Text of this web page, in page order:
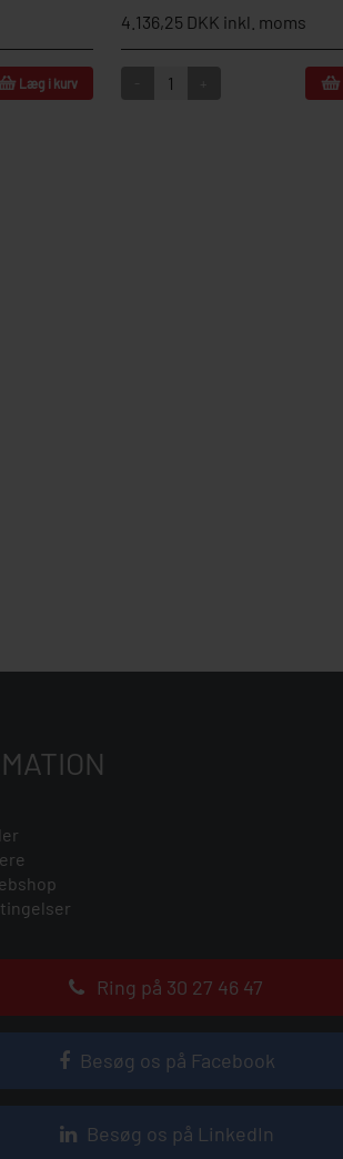
Læg i kurv
4.136,25 DKK inkl. moms
Ring på 30 27 46 47
Besøg os på Facebook
Besøg os på LinkedIn